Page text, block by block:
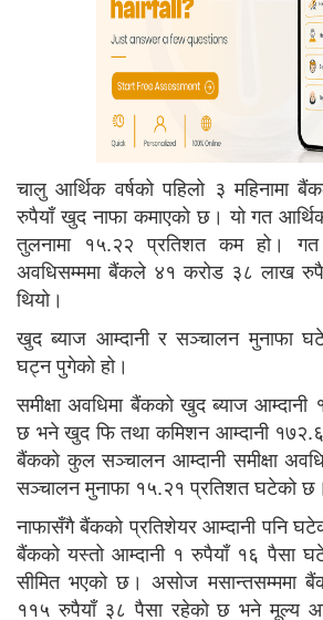
चालु आर्थिक वर्षको पहिलो ३
रुपैयाँ खुद नाफा कमाएको छ। यो गत
तुलनामा १५.२२ प्रतिशत कम हो। गत
अवधिसम्ममा बैंकले ४१ करोड ३८ लाख
थियो।
खुद ब्याज आम्दानी र सञ्चालन मुनाफा
घट्न पुगेको हो।
समीक्षा अवधिमा बैंकको खुद ब्याज
छ भने खुद फि तथा कमिशन आम्दानी
बैंकको कुल सञ्चालन आम्दानी समीक्षा
सञ्चालन मुनाफा १५.२१ प्रतिशत घटेको छ।
नाफासँगै बैंकको प्रतिशेयर आम्दानी पनि
बैंकको यस्तो आम्दानी १ रुपैयाँ १६ पैसा
सीमित भएको छ। असोज मसान्तसम्ममा
११५ रुपैयाँ ३८ पैसा रहेको छ भने मूल्य